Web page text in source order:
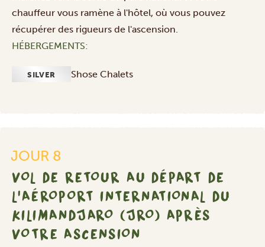
chauffeur vous ramène à l'hôtel, où vous pouvez
récupérer des rigueurs de l'ascension.
HÉBERGEMENTS:
SILVER Shose Chalets
JOUR 8
VOL DE RETOUR AU DÉPART DE
L'AÉROPORT INTERNATIONAL DU
KILIMANDJARO (JRO) APRÈS
VOTRE ASCENSION
Vol
retour
international
Kilimandjaro
(JRO)
après
votre
ascension